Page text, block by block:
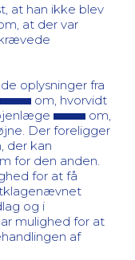
at han ikke blev
at der var
oplysninger fra
om, hvorvidt
om,
Der foreligger
der kan
for den anden.
for at få
og i
mulighed for at
af